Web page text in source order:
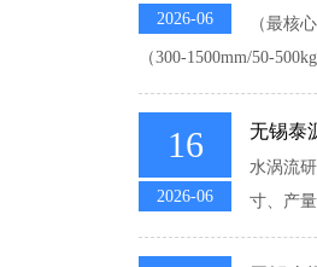
2026-06
（最核
（300-1500mm/50-
16
2026-06
无锡泰
水涡流
寸、产